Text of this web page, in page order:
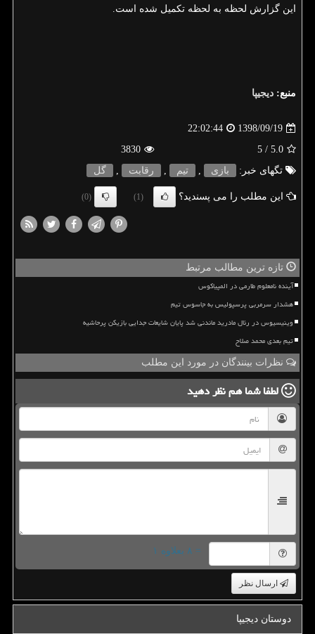
این گزارش لحظه به لحظه تكمیل شده است.
منبع: دیجیپا
1398/09/19
22:02:44
5.0
/ 5
3830
تگهای خبر:
بازی , تیم , رقابت , گل
این مطلب را می پسندید؟ (1)
(0)
تازه ترین مطالب مرتبط
آینده نامعلوم طارمی در المپیاکوس
هشدار سرمربی پرسپولیس به جاسوس تیم
وینیسیوس در رئال مادرید ماندنی شد پایان شایعات جدایی بازیکن پرحاشیه
تیم بعدی محمد صلاح
نظرات بینندگان در مورد این مطلب
لطفا شما همنظر دهید
= ۸ بعلاوه ۱
ارسال نظر
دوستان دیجیپا